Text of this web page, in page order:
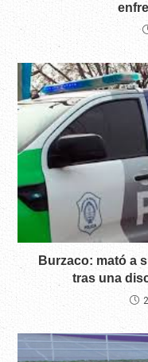
Burzaco: mató a
tras una